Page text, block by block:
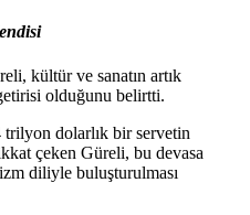
kültür ve sanatın artık
olduğunu belirtti.
dolarlık bir servetin
çeken Güreli, bu devasa
diliyle buluşturulması